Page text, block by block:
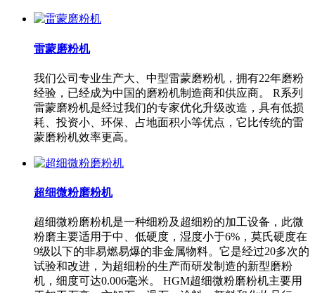
雷蒙磨粉机
我们公司专业生产大、中型雷蒙磨粉机，拥有22年磨粉
经验，已经成为中国的磨粉机制造商和供应商。 R系列
雷蒙磨粉机是经过我们的专家优化升级改造，具有低损
耗、投资小、环保、占地面积小等优点，它比传统的雷
蒙磨粉机效率更高。
超细微粉磨粉机
超细微粉磨粉机是一种细粉及超细粉的加工设备，此微
粉磨主要适用于中、低硬度，湿度小于6%，莫氏硬度在
9级以下的非易燃易爆的非金属物料。它是经过20多次的
试验和改进，为超细粉的生产而研发制造的新型磨粉
机，细度可达0.006毫米。 HGM超细微粉磨粉机主要用